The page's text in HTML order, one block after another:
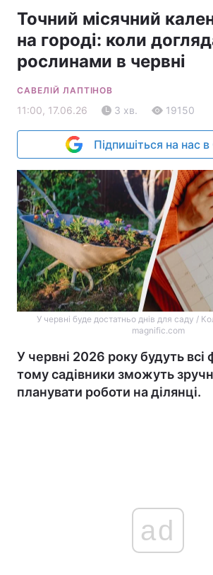
Точний місячний
на городі: коли
рослинами в червні
САВЕЛІЙ ЛАПТІНОВ
11:00, 17.06.26 3 хв. 19150
Підпишіться на нас
У червні буде достатньо днів для саду /
magnific.com
У червні 2026 року будуть всі
тому садівники зможуть
планувати роботи на ділянці.
ad